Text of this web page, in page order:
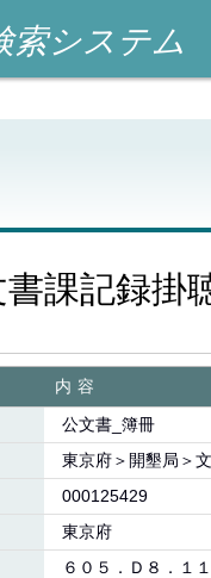
索システム
課記録掛
内容
公文書_簿冊
東京府＞開墾局＞
000125429
東京府
６０５．Ｄ８．１１